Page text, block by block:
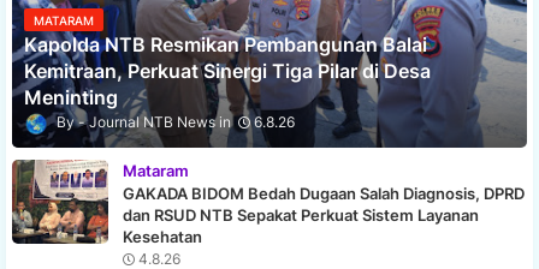
MATARAM
Kapolda NTB Resmikan Pembangunan Balai
Kemitraan, Perkuat Sinergi Tiga Pilar di Desa
Meninting
Journal NTB News 6.8.26
Mataram
GAKADA BIDOM Bedah Dugaan Salah Diagnosis, DPRD
dan RSUD NTB Sepakat Perkuat Sistem Layanan
Kesehatan
4.8.26